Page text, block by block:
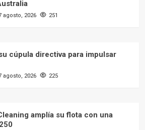
agosto, 2026 251
cúpula directiva para impulsar
agosto, 2026 225
amplía su flota con una